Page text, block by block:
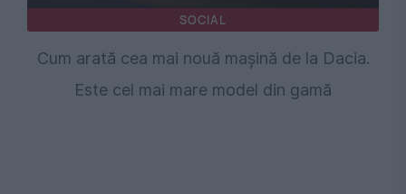
SOCIAL
Cum arată cea mai nouă mașină de la Dacia.
Este cel mai mare model din gamă